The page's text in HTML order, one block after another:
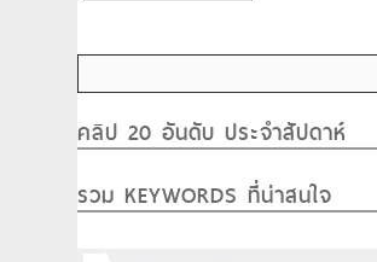
คลิป 20 อันดับ ประจำสัปดาห์
รวม KEYWORDS ที่น่าสนใจ